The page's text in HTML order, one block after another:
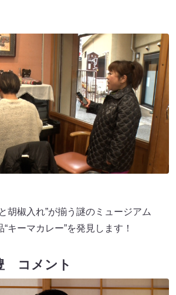
胡椒入れ”が揃う謎のミュージアム
キーマカレー”を発見します！
コメント